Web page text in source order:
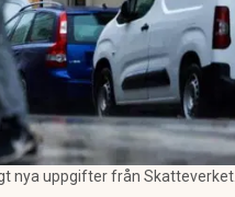
nya uppgifter från Skatteverket.